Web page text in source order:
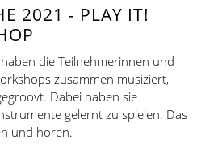
2021 - PLAY IT!
die Teilnehmerinnen und
zusammen musiziert,
Dabei haben sie
gelernt zu spielen. Das
und hören.